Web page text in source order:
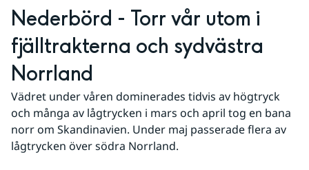
Nederbörd - Torr vår utom i
fjälltrakterna och sydvästra
Norrland
Vädret under våren dominerades tidvis av högtryck
och många av lågtrycken i mars och april tog en bana
norr om Skandinavien. Under maj passerade flera av
lågtrycken över södra Norrland.